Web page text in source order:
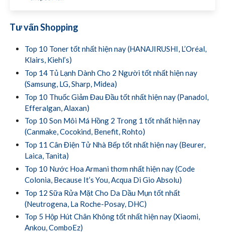
Tư vấn Shopping
Top 10 Toner tốt nhất hiện nay (HANAJIRUSHI, L’Oréal,
Klairs, Kiehl’s)
Top 14 Tủ Lạnh Dành Cho 2 Người tốt nhất hiện nay
(Samsung, LG, Sharp, Midea)
Top 10 Thuốc Giảm Đau Đầu tốt nhất hiện nay (Panadol,
Efferalgan, Alaxan)
Top 10 Son Môi Má Hồng 2 Trong 1 tốt nhất hiện nay
(Canmake, Cocokind, Benefit, Rohto)
Top 11 Cân Điện Tử Nhà Bếp tốt nhất hiện nay (Beurer,
Laica, Tanita)
Top 10 Nước Hoa Armani thơm nhất hiện nay (Code
Colonia, Because It’s You, Acqua Di Gio Absolu)
Top 12 Sữa Rửa Mặt Cho Da Dầu Mụn tốt nhất
(Neutrogena, La Roche-Posay, DHC)
Top 5 Hộp Hút Chân Không tốt nhất hiện nay (Xiaomi,
Ankou, ComboEz)